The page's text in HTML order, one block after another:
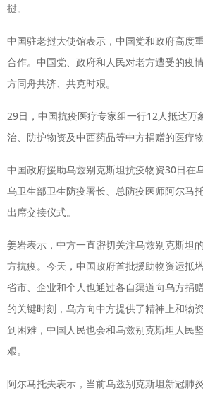
挝。
中国驻老挝大使馆表示，中国党和政府高度
合作。中国党、政府和人民对老方遭受的疫
方同舟共济、共克时艰。
29日，中国抗疫医疗专家组一行12人抵达万
治、防护物资及中西药品等中方捐赠的医疗物
中国政府援助乌兹别克斯坦抗疫物资30日在
乌卫生部卫生防疫署长、总防疫医师阿尔马
出席交接仪式。
姜岩表示，中方一直密切关注乌兹别克斯坦
方抗疫。今天，中国政府首批援助物资运抵
省市、企业和个人也通过各自渠道向乌方捐
的关键时刻，乌方向中方提供了精神上和物
到困难，中国人民也会和乌兹别克斯坦人民
艰。
阿尔马托夫表示，当前乌兹别克斯坦新冠肺